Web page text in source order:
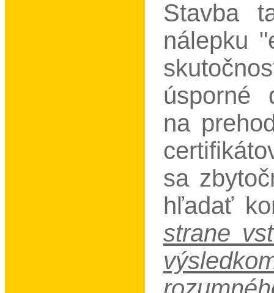
Stavba
nálepku
úsporné
na
sa
hľadať
strane